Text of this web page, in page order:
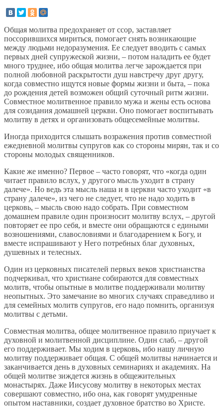
Общая молитва предохраняет от ссор, заставляет
поссорившихся мириться, помогает снять возникающие
между людьми недоразумения. Ее следует вводить с самых
первых дней супружеской жизни, – потом наладить ее будет
много труднее, ибо общая молитва легче зарождается при
полной любовной раскрытости душ навстречу друг другу,
когда совместно ищутся новые формы жизни и быта, – пока
до рождения детей возможен общий суточный ритм жизни.
Совместное молитвенное правило мужа и жены есть основа
для созидания домашней церкви. Оно помогает воспитывать
молитву в детях и организовать общесемейные молитвы.
Иногда приходится слышать возражения против совместной
ежедневной молитвы супругов как со стороны мирян, так и со
стороны молодых священников.
Какие же именно? Первое – часто говорят, что «когда один
читает правило вслух, у другого мысль уходит в страну
далече». Но ведь эта мысль наша и в церкви часто уходит «в
страну далече», из чего не следует, что не надо ходить в
церковь, – мысль свою надо собрать. При совместном
домашнем правиле один произносит молитву вслух, – другой
повторяет ее про себя, и вместе они обращаются с едиными
возношениями, славословиями и благодарением к Богу, и
вместе испрашивают у Него потребных благ духовных,
душевных и телесных.
Один из церковных писателей первых веков христианства
подчеркивал, что христиане собираются для совместных
молитв, чтобы опытные в молитве поддерживали молитву
неопытных. Это замечание во многих случаях справедливо и
для семейных молитв супругов, его надо помнить, организуя
молитвы с детьми.
Совместная молитва, общее молитвенное правило приучает к
духовной и молитвенной дисциплине. Один слаб, – другой
его поддерживает. Мы ходим в церковь, ибо нашу личную
молитву поддерживает общая. С общей молитвы начинается и
заканчивается день в духовных семинариях и академиях. На
общей молитве зиждется жизнь в общежительных
монастырях. Даже Иисусову молитву в некоторых местах
совершают совместно, ибо она, как говорят умудренные
опытом наставники, создает духовное братство во Христе.